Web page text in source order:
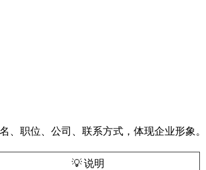
、职位、公司、联系方式，体现企业形象。
💡 说明